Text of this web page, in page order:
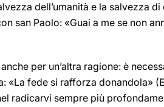
dell’umanità e la salvezza
san Paolo: «Guai a me se non
per un’altra ragione: è
«La fede si rafforza donandola»
radicarvi sempre più